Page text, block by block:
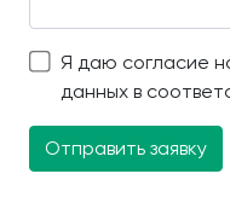
Я даю согласие
данных в
Отправить заявку